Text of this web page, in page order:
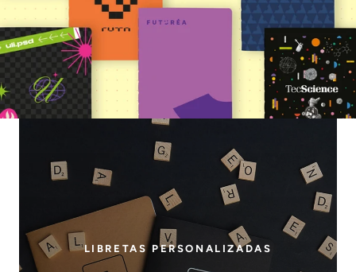
LIBRETAS PERSONALIZADAS